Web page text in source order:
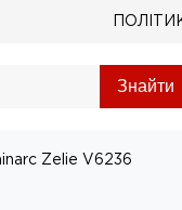
Знайти
Zelie V6236